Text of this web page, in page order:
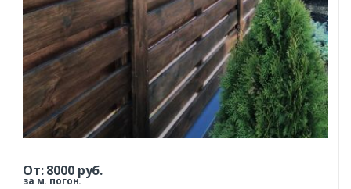
От:8000руб.
за м. погон.